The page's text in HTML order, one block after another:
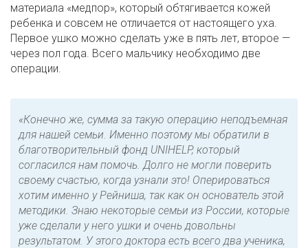
материала «медпор», который обтягивается кожей
ребенка и совсем не отличается от настоящего уха.
Первое ушко можно сделать уже в пять лет, второе —
через пол года. Всего мальчику необходимо две
операции.
«Конечно же, сумма за такую операцию неподъемная
для нашей семьи. Именно поэтому мы обратили в
благотворительный фонд UNIHELP, который
согласился нам помочь. Долго не могли поверить
своему счастью, когда узнали это! Оперироваться
хотим именно у Рейниша, так как он основатель этой
методики. Знаю некоторые семьи из России, которые
уже сделали у него ушки и очень довольны
результатом. У этого доктора есть всего два ученика,